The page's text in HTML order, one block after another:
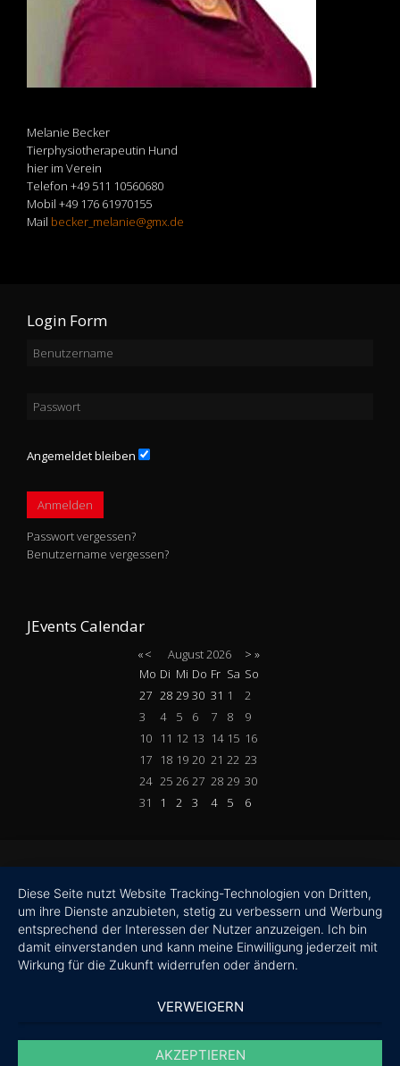
Melanie Becker
Tierphysiotherapeutin Hund
hier im Verein
Telefon +49 511 10560680
Mobil +49 176 61970155
Mail becker_melanie@gmx.de
Login Form
Angemeldet bleiben
Anmelden
Passwort vergessen?
Benutzername vergessen?
JEvents Calendar
«< August2026 > »
Mo Di Mi Do Fr Sa So
27 28 29 30 31 1
2
3
4 5 6 7 8
9
10
11 12 13 14 15 16
17
18 19 20 21 22 23
24 25 26 27 28 29 30
31
1 2 3 4 5 6
Diese Seite nutzt Website Tracking-Technologien von Dritten,
um ihre Dienste anzubieten, stetig zu verbessern und Werbung
entsprechend der Interessen der Nutzer anzuzeigen. Ich bin
damit einverstanden und kann meine Einwilligung jederzeit mit
Wirkung für die Zukunft widerrufen oder ändern.
VERWEIGERN
AKZEPTIEREN